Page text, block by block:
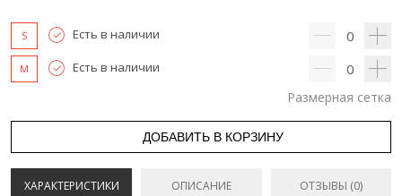
S Есть в наличии 0
M Есть в наличии 0
Размерная сетка
ДОБАВИТЬ В КОРЗИНУ
ХАРАКТЕРИСТИКИ ОПИСАНИЕ ОТЗЫВЫ (0)